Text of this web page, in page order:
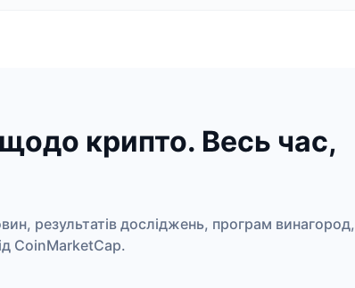
крипто. Весь час,
результатів досліджень, програм винагород,
CoinMarketCap.